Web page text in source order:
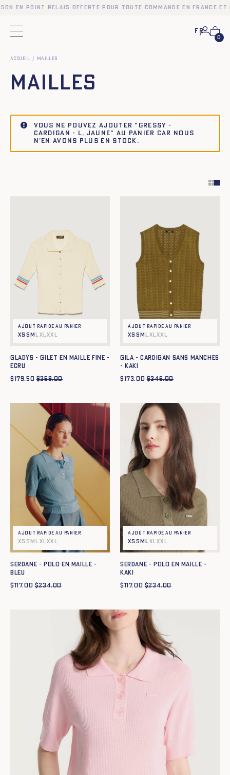
toute
Fr
0
Accueil Mailles
Mailles
Vous ne pouvez ajouter "GRESSY -
CARDIGAN - L, JAUNE" au panier car nous
n’en avons plus en stock.
Ajout rapide au panier
XS S M XLXXL
GLADYS - GILET EN MAILLE FINE -
ECRU
$179.50 $359.00
Ajout rapide au panier
XS S M XLXXL
GILA - CARDIGAN SANS MANCHES
- KAKI
$173.00 $346.00
Ajout rapide au panier
XS S M XLXXL
SERDANE - POLO EN MAILLE -
BLEU
$117.00 $234.00
Ajout rapide au panier
XS S M L XLXXL
SERDANE - POLO EN MAILLE -
KAKI
$117.00 $234.00